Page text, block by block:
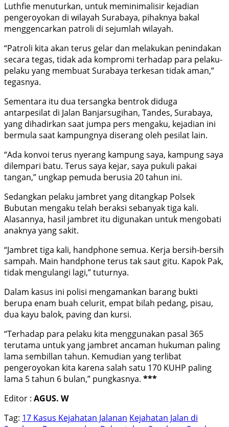
Luthfie menuturkan, untuk meminimalisir kejadian
pengeroyokan di wilayah Surabaya, pihaknya bakal
menggencarkan patroli di sejumlah wilayah.
“Patroli kita akan terus gelar dan melakukan penindakan
secara tegas, tidak ada kompromi terhadap para pelaku-
pelaku yang membuat Surabaya terkesan tidak aman,”
tegasnya.
Sementara itu dua tersangka bentrok diduga
antarpesilat di Jalan Banjarsugihan, Tandes, Surabaya,
yang dihadirkan saat jumpa pers mengaku, kejadian ini
bermula saat kampungnya diserang oleh pesilat lain.
“Ada konvoi terus nyerang kampung saya, kampung saya
dilempari batu. Terus saya kejar, saya pukuli pakai
tangan,” ungkap pemuda berusia 20 tahun ini.
Sedangkan pelaku jambret yang ditangkap Polsek
Bubutan mengaku telah beraksi sebanyak tiga kali.
Alasannya, hasil jambret itu digunakan untuk mengobati
anaknya yang sakit.
“Jambret tiga kali, handphone semua. Kerja bersih-bersih
sampah. Main handphone terus tak saut gitu. Kapok Pak,
tidak mengulangi lagi,” tuturnya.
Dalam kasus ini polisi mengamankan barang bukti
berupa enam buah celurit, empat bilah pedang, pisau,
dua kayu balok, paving dan kursi.
“Terhadap para pelaku kita menggunakan pasal 365
terutama untuk yang jambret ancaman hukuman paling
lama sembillan tahun. Kemudian yang terlibat
pengeroyokan kita karena salah satu 170 KUHP paling
lama 5 tahun 6 bulan,” pungkasnya. ***
Editor : AGUS. W
Tag: 17 Kasus Kejahatan Jalanan Kejahatan Jalan di